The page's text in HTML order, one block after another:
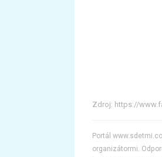
Zdroj: https://
Portál
organizátormi.